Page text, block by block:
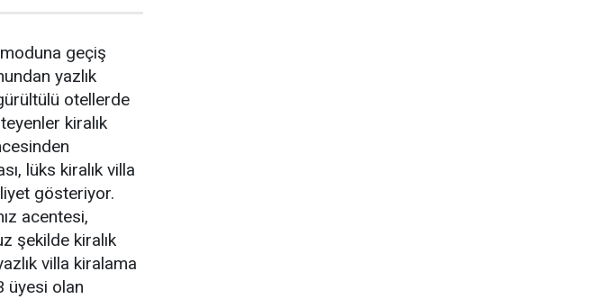
moduna geçiş
yazlık
otellerde
kiralık
lüks kiralık villa
gösteriyor.
acentesi,
şekilde kiralık
villa kiralama
üyesi olan